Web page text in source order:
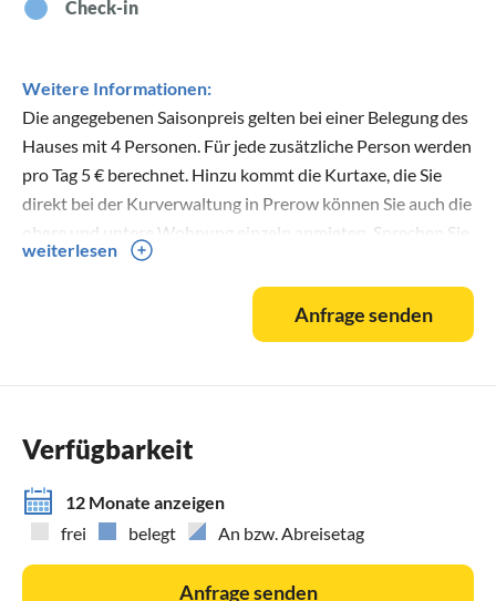
Check-in
Weitere Informationen:
Die angegebenen Saisonpreis gelten bei einer Belegung des
Hauses mit 4 Personen. Für jede zusätzliche Person werden
pro Tag 5 € berechnet. Hinzu kommt die Kurtaxe, die Sie
direkt bei der Kurverwaltung in Prerow können Sie auch die
obere und untere Wohnung einzeln anmieten. Sprechen Sie
uns an.
weiterlesen
Anfrage senden
Verfügbarkeit
12 Monate anzeigen
frei
belegt An bzw. Abreisetag
Anfrage senden